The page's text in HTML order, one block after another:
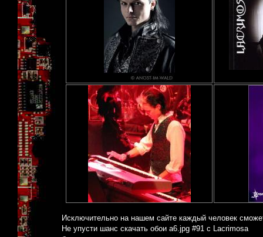
Исключительно на нашем сайте каждый человек
Не упусти шанс скачать обои a6.jpg #91 с Lacrimosa